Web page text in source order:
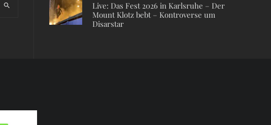
Live: Das Fest 2026 in Karlsruhe – Der
Mount Klotz bebt – Kontroverse um
Disarstar